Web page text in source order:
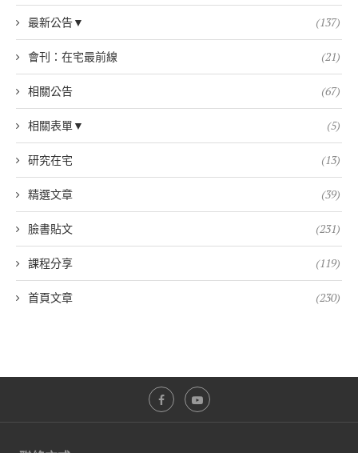
最新公告▼ (137)
會刊：在宅最前線 (21)
相關公告 (67)
相關表單▼ (5)
研究在宅 (13)
精選文章 (39)
臉書貼文 (231)
課程分享 (119)
首頁文章 (230)